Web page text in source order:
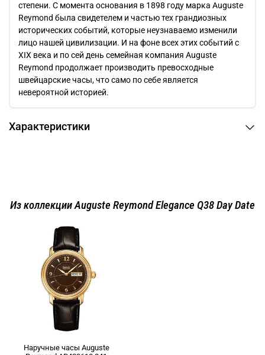
степени. С момента основания в 1898 году марка Auguste
Reymond была свидетелем и частью тех грандиозных
исторических событий, которые неузнаваемо изменили
лицо нашей цивилизации. И на фоне всех этих событий с
XIX века и по сей день семейная компания Auguste
Reymond продолжает производить превосходные
швейцарские часы, что само по себе является
невероятной историей.
Характеристики
Из коллекции Auguste Reymond Elegance Q38 Day Date
Наручные часы Auguste